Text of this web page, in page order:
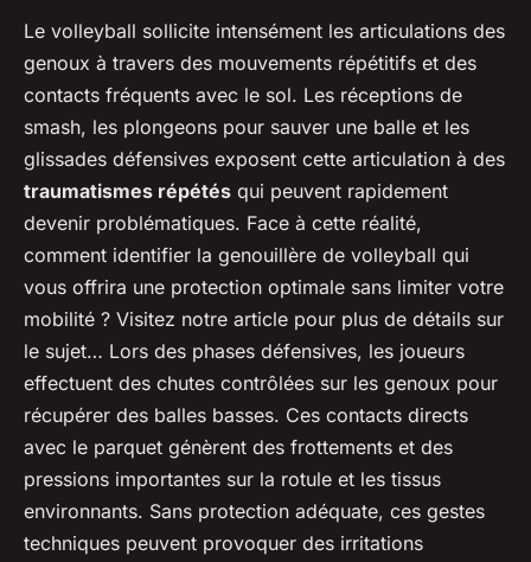
Le volleyball sollicite intensément les articulations des
genoux à travers des mouvements répétitifs et des
contacts fréquents avec le sol. Les réceptions de
smash, les plongeons pour sauver une balle et les
glissades défensives exposent cette articulation à des
traumatismes répétés qui peuvent rapidement
devenir problématiques. Face à cette réalité,
comment identifier la genouillère de volleyball qui
vous offrira une protection optimale sans limiter votre
mobilité ? Visitez notre article pour plus de détails sur
le sujet… Lors des phases défensives, les joueurs
effectuent des chutes contrôlées sur les genoux pour
récupérer des balles basses. Ces contacts directs
avec le parquet génèrent des frottements et des
pressions importantes sur la rotule et les tissus
environnants. Sans protection adéquate, ces gestes
techniques peuvent provoquer des irritations